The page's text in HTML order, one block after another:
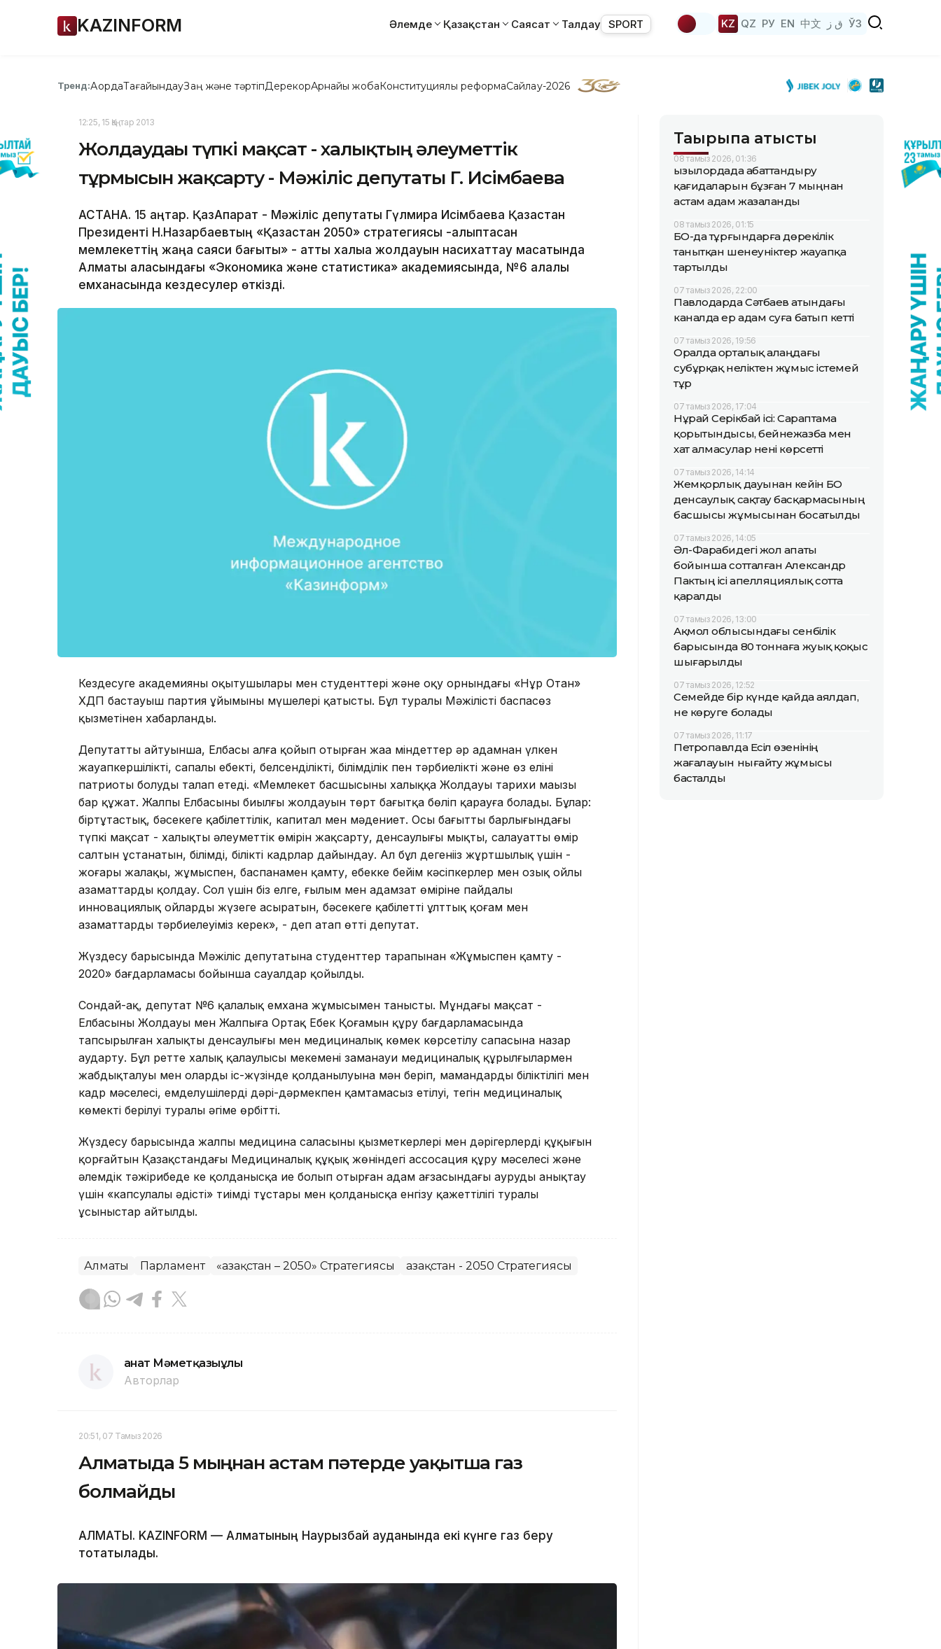
KAZINFORM Әлемде Қазақстан Саясат Талдау SPORT KZ QZ РУ EN 中文 ق ز ЎЗ
Тренд:АқордаТағайындауЗаң және тәртіпДерекқорАрнайы жобаКонституциялық реформаСайлау-2026
12:25, 15 Қаңтар 2013
Жолдаудағы түпкі мақсат - халықтың әлеуметтік
тұрмысын жақсарту - Мәжіліс депутаты Г. Исімбаева
АСТАНА. 15 қаңтар. ҚазАқпарат - Мәжіліс депутаты Гүлмира Исімбаева Қазақстан
Президенті Н.Назарбаевтың «Қазақстан 2050» стратегиясы -қалыптасқан
мемлекеттің жаңа саяси бағыты» - атты халыққа жолдауын насихаттау мақсатында
Алматы қаласындағы «Экономика және статистика» академиясында, №6 қалалық
емханасында кездесулер өткізді.
Кездесуге академияның оқытушылары мен студенттері және оқу орнындағы «Нұр Отан»
ХДП бастауыш партия ұйымының мүшелері қатысты. Бұл туралы Мәжілістің баспасөз
қызметінен хабарланды.
Депутаттың айтуынша, Елбасы алға қойып отырған жаңа міндеттер әр адамнан үлкен
жауапкершілікті, сапалы еңбекті, белсенділікті, білімділік пен тәрбиелікті және өз елінің
патриоты болуды талап етеді. «Мемлекет басшысының халыққа Жолдауы тарихи маңызы
бар құжат. Жалпы Елбасының биылғы жолдауын төрт бағытқа бөліп қарауға болады. Бұлар:
біртұтастық, бәсекеге қабілеттілік, капитал мен мәдениет. Осы бағыттың барлығындағы
түпкі мақсат - халықтың әлеуметтік өмірін жақсарту, денсаулығы мықты, салауатты өмір
салтын ұстанатын, білімді, білікті кадрлар дайындау. Ал бұл дегеніңіз жұртшылық үшін -
жоғары жалақы, жұмыспен, баспанамен қамту, еңбекке бейім кәсіпкерлер мен озық ойлы
азаматтарды қолдау. Сол үшін біз елге, ғылым мен адамзат өміріне пайдалы
инновациялық ойларды жүзеге асыратын, бәсекеге қабілетті ұлттық қоғам мен
азаматтарды тәрбиелеуіміз керек», - деп атап өтті депутат.
Жүздесу барысында Мәжіліс депутатына студенттер тарапынан «Жұмыспен қамту -
2020» бағдарламасы бойынша сауалдар қойылды.
Сондай-ақ, депутат №6 қалалық емхана жұмысымен танысты. Мұндағы мақсат -
Елбасының Жолдауы мен Жалпыға Ортақ Еңбек Қоғамын құру бағдарламасында
тапсырылған халықтың денсаулығы мен медициналық көмек көрсетілу сапасына назар
аударту. Бұл ретте халық қалаулысы мекеменің заманауи медициналық құрылғылармен
жабдықталуы мен олардың іс-жүзінде қолданылуына мән беріп, мамандардың біліктілігі мен
кадр мәселесі, емделушілердің дәрі-дәрмекпен қамтамасыз етілуі, тегін медициналық
көмектің берілуі туралы әңгіме өрбітті.
Жүздесу барысында жалпы медицина саласының қызметкерлері мен дәрігерлердің құқығын
қорғайтын Қазақстандағы Медициналық құқық жөніндегі ассосация құру мәселесі және
әлемдік тәжірибеде кең қолданысқа ие болып отырған адам ағзасындағы ауруды анықтау
үшін «капсулалы әдістің» тиімді тұстары мен қолданысқа енгізу қажеттілігі туралы
ұсыныстар айтылды.
Алматы Парламент «Қазақстан – 2050» Стратегиясы Қазақстан - 2050 Стратегиясы
Қанат Мәметқазыұлы
Авторлар
20:51, 07 Тамыз 2026
Алматыда 5 мыңнан астам пәтерде уақытша газ
болмайды
АЛМАТЫ. KAZINFORM — Алматының Наурызбай ауданында екі күнге газ беру
тоқтатылады.
Тақырыпқа қатысты
08 тамыз 2026, 01:36
Қызылордада абаттандыру
қағидаларын бұзған 7 мыңнан
астам адам жазаланды
08 тамыз 2026, 01:15
БҚО-да тұрғындарға дөрекілік
танытқан шенеуніктер жауапқа
тартылды
07 тамыз 2026, 22:00
Павлодарда Сәтбаев атындағы
каналда ер адам суға батып кетті
07 тамыз 2026, 19:56
Оралда орталық алаңдағы
субұрқақ неліктен жұмыс істемей
тұр
07 тамыз 2026, 17:04
Нұрай Серікбай ісі: Сараптама
қорытындысы, бейнежазба мен
хат алмасулар нені көрсетті
07 тамыз 2026, 14:14
Жемқорлық дауынан кейін БҚО
денсаулық сақтау басқармасының
басшысы жұмысынан босатылды
07 тамыз 2026, 14:05
Әл-Фарабидегі жол апаты
бойынша сотталған Александр
Пактың ісі апелляциялық сотта
қаралды
07 тамыз 2026, 13:00
Ақмол облысындағы сенбілік
барысында 80 тоннаға жуық қоқыс
шығарылды
07 тамыз 2026, 12:52
Семейде бір күнде қайда аялдап,
не көруге болады
07 тамыз 2026, 11:17
Петропавлда Есіл өзенінің
жағалауын нығайту жұмысы
басталды